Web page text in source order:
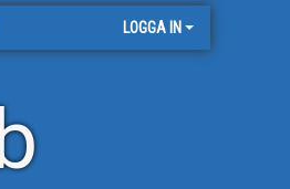
LOGGA IN